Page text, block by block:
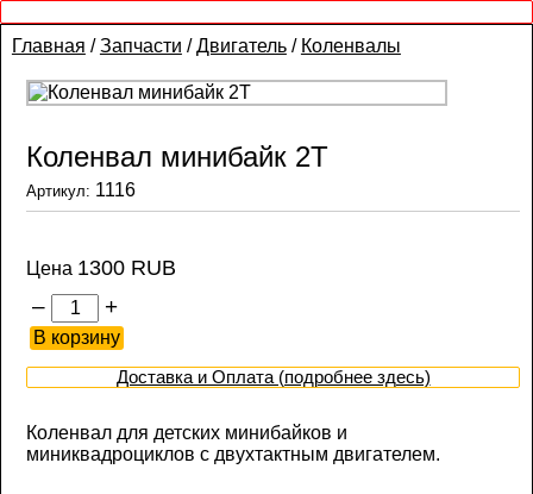
Главная /Запчасти /Двигатель/ Коленвалы
Коленвал минибайк 2Т
Артикул: 1116
Цена 1300 RUB
– +
Доставка и Оплата (подробнее здесь)
Коленвал для детских минибайков и
миниквадроциклов с двухтактным двигателем.